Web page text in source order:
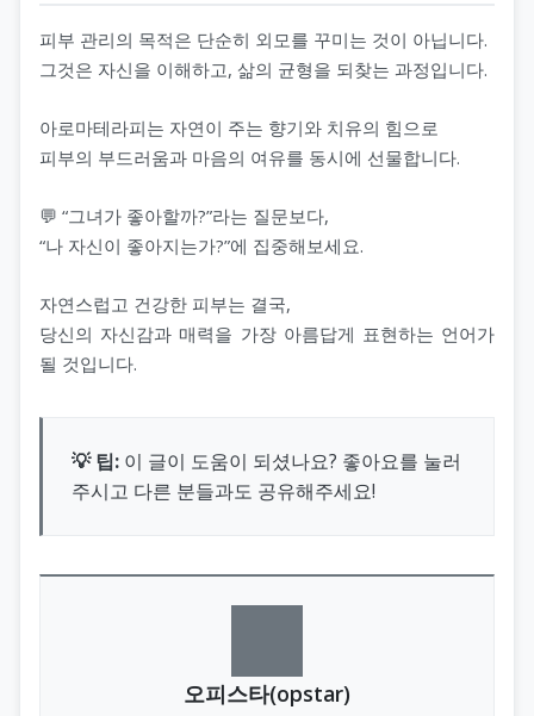
피부 관리의 목적은 단순히 외모를 꾸미는 것이 아닙니다.
그것은 자신을 이해하고, 삶의 균형을 되찾는 과정입니다.
아로마테라피는 자연이 주는 향기와 치유의 힘으로
피부의 부드러움과 마음의 여유를 동시에 선물합니다.
💬 “그녀가 좋아할까?”라는 질문보다,
“나 자신이 좋아지는가?”에 집중해보세요.
자연스럽고 건강한 피부는 결국,
당신의 자신감과 매력을 가장 아름답게 표현하는 언어가
될 것입니다.
💡 팁: 이 글이 도움이 되셨나요? 좋아요를 눌러
주시고 다른 분들과도 공유해주세요!
오피스타(opstar)